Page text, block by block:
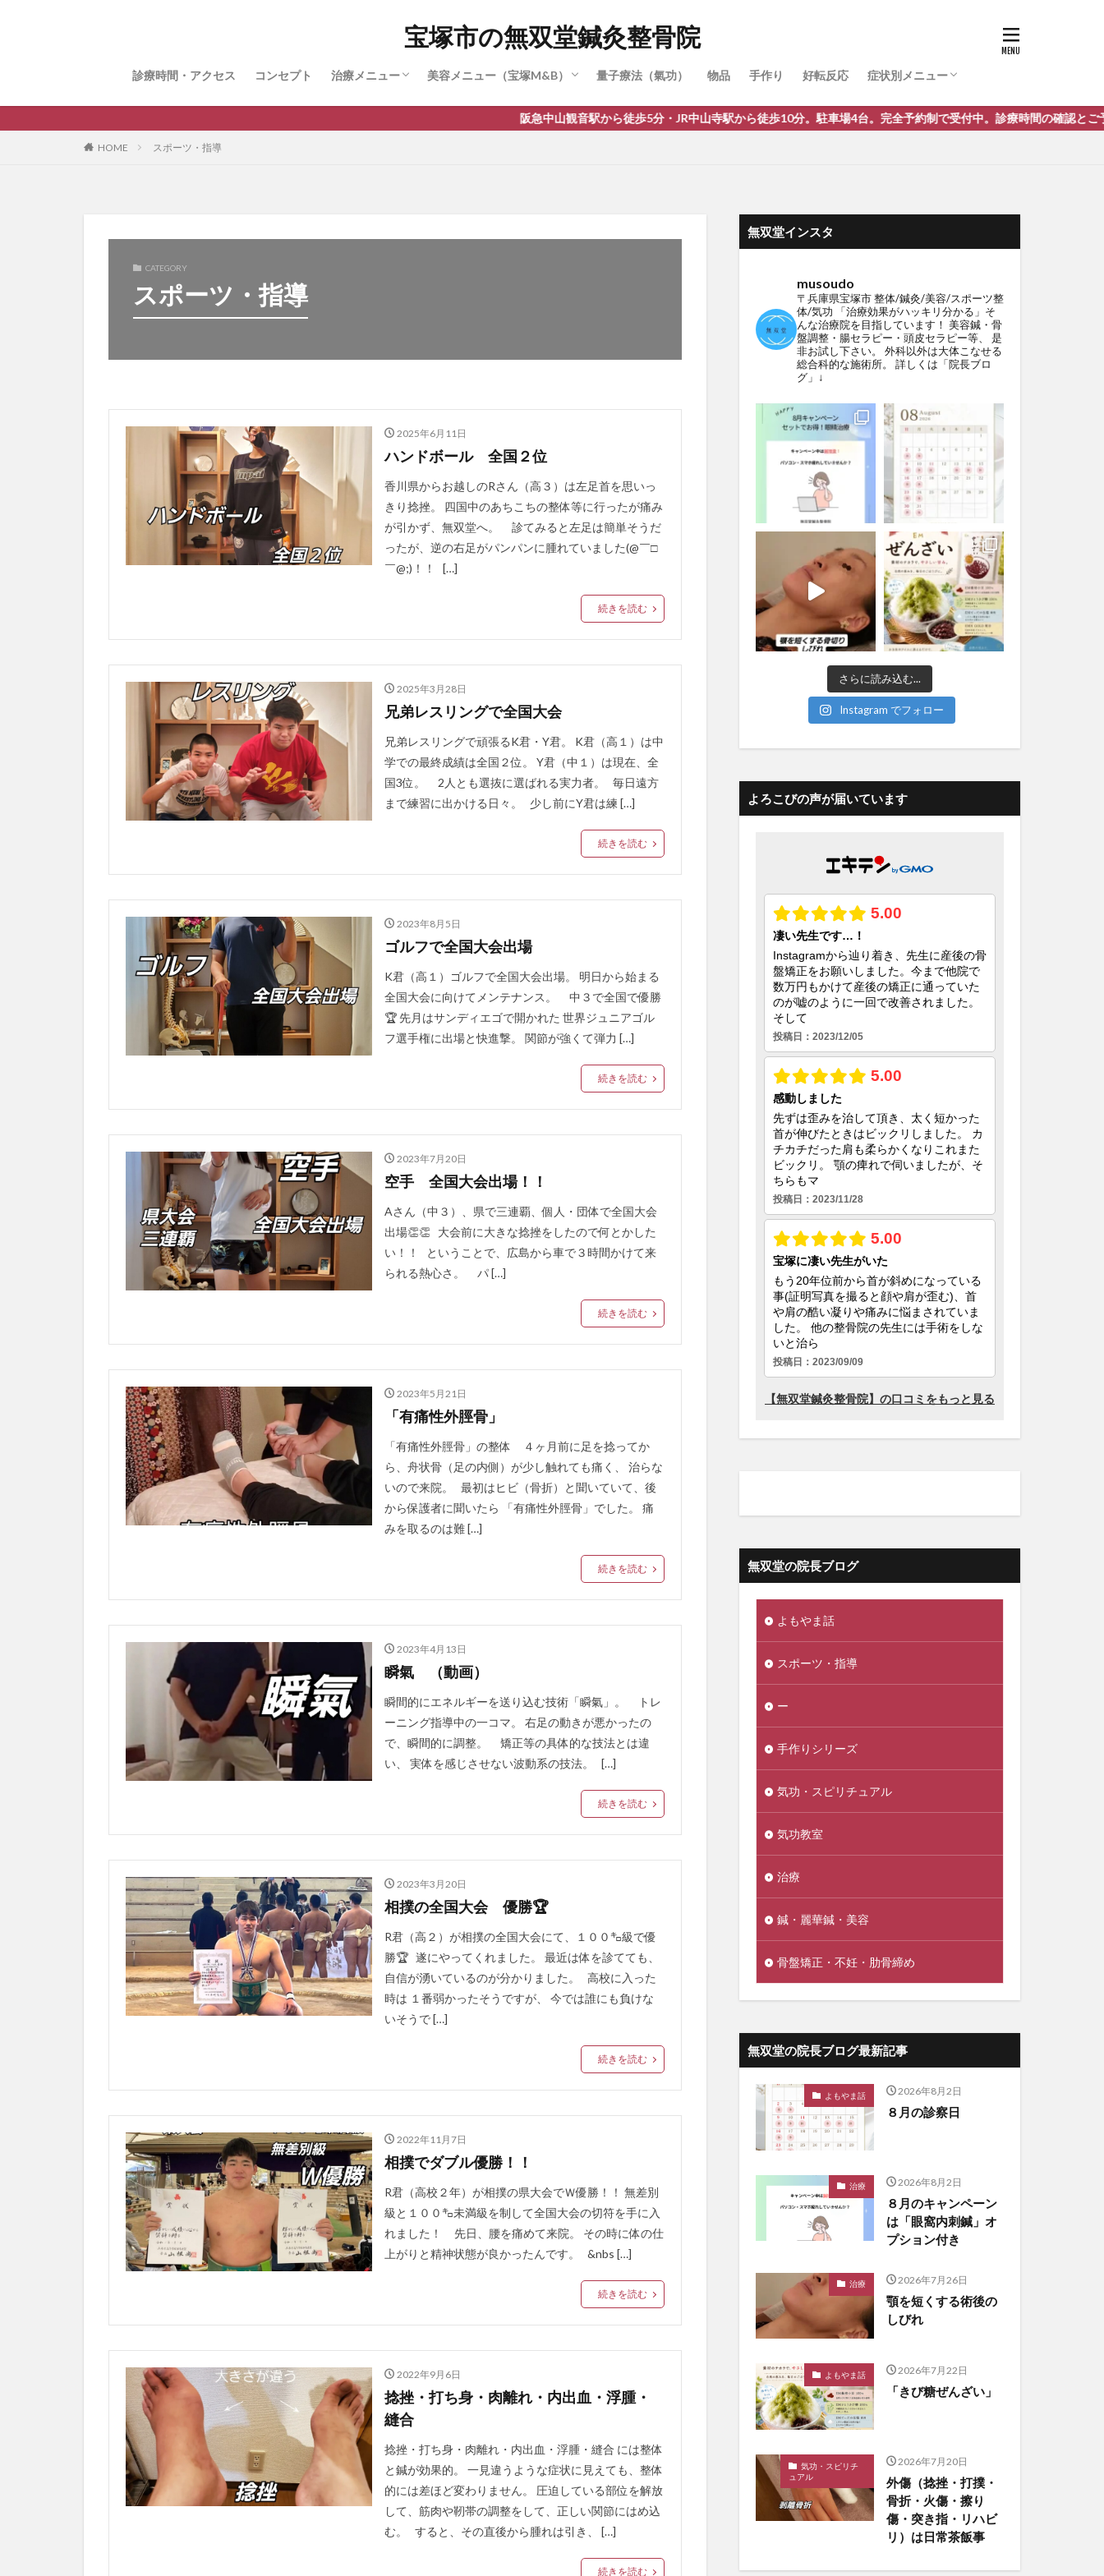
宝塚市の無双堂鍼灸整骨院
診療時間・アクセス コンセプト 治療メニュー
おまかせ治療・特別治療
整体（SPT療法）
鍼治療
花粉症治療
猫背・身長伸ばし治療
顎関節症治療
眼精疲労治療（眼窩内刺鍼）
腸セラピー
頭皮セラピー
パルストレーナー（3Dパルス）
美容メニュー（宝塚M&B）
繁式骨盤調整 (骨盤矯正)
肋骨調整（肋骨締め）
リムーブ(脂肪)
麗華鍼（美容鍼）
顔バランス＆小顔矯正
量子療法（氣功） 物品 手作り 好転反応 症状別メニュー
ぎっくり腰
腰痛・痔
肩こり・首・喉の痛み・風邪
捻挫
膝関節痛・半月板損傷・股関節
肉離れ・打ち身（打撲）・虫刺され・火傷
アトピー･肌荒れ･皮膚疾患・ガングリオン
骨折・脱臼・靭帯損傷・骨粗しょう症
頭痛・味覚・嗅覚障害・めまい・耳関連
顎関節症
五十肩
ストレートネック
うつ・パニック障害・自律神経失調症・不
外反母趾・へバーデン・ばね指・リウマチ
突き指・外脛骨・腱鞘炎・手根管症候群
低身長・発育遅延・赤ちゃん・逆子
斜頚・尿結石・腹部肛門周りのお悩み
TFCC損傷
ガン・しびれ・神経麻痺・脳梗塞・静脈瘤
三叉神経痛
阪急中山観音駅から徒歩5分・JR中山寺駅から徒歩10分。駐車場4台。完全予約制で受付中。診療時間の確認とご予約はこちらから
HOME スポーツ・指導
CATEGORY
スポーツ・指導
2025年6月11日
ハンドボール 全国２位
香川県からお越しのRさん（高３）は左足首を思いっ
きり捻挫。 四国中のあちこちの整体等に行ったが痛み
が引かず、無双堂へ。 診てみると左足は簡単そうだ
ったが、逆の右足がパンパンに腫れていました(@￣□
￣@;)！！ […]
続きを読む
2025年3月28日
兄弟レスリングで全国大会
兄弟レスリングで頑張るK君・Y君。 K君（高１）は中
学での最終成績は全国２位。 Y君（中１）は現在、全
国3位。 2人とも選抜に選ばれる実力者。 毎日遠方
まで練習に出かける日々。 少し前にY君は練 […]
続きを読む
2023年8月5日
ゴルフで全国大会出場
K君（高１）ゴルフで全国大会出場。 明日から始まる
全国大会に向けてメンテナンス。 中３で全国で優勝
🏆️ 先月はサンディエゴで開かれた 世界ジュニアゴル
フ選手権に出場と快進撃。 関節が強くて弾力 […]
続きを読む
2023年7月20日
空手 全国大会出場！！
Aさん（中３）、県で三連覇、個人・団体で全国大会
出場👏👏 大会前に大きな捻挫をしたので何とかした
い！！ ということで、広島から車で３時間かけて来
られる熱心さ。 パ […]
続きを読む
2023年5月21日
「有痛性外脛骨」
「有痛性外脛骨」の整体 ４ヶ月前に足を捻ってか
ら、舟状骨（足の内側）が少し触れても痛く、 治らな
いので来院。 最初はヒビ（骨折）と聞いていて、後
から保護者に聞いたら 「有痛性外脛骨」でした。 痛
みを取るのは難 […]
続きを読む
2023年4月13日
瞬氣 （動画）
瞬間的にエネルギーを送り込む技術「瞬氣」。 トレ
ーニング指導中の一コマ。 右足の動きが悪かったの
で、瞬間的に調整。 矯正等の具体的な技法とは違
い、 実体を感じさせない波動系の技法。 […]
続きを読む
2023年3月20日
相撲の全国大会 優勝🏆
R君（高２）が相撲の全国大会にて、１００㌔級で優
勝🏆 遂にやってくれました。 最近は体を診てても、
自信が湧いているのが分かりました。 高校に入った
時は １番弱かったそうですが、 今では誰にも負けな
いそうで […]
続きを読む
2022年11月7日
相撲でダブル優勝！！
R君（高校２年）が相撲の県大会でＷ優勝！！️ 無差別
級と１００㌔未満級を制して全国大会の切符を手に入
れました！ 先日、腰を痛めて来院。 その時に体の仕
上がりと精神状態が良かったんです。 &nbs […]
続きを読む
2022年9月6日
捻挫・打ち身・肉離れ・内出血・浮腫・
縫合
捻挫・打ち身・肉離れ・内出血・浮腫・縫合 には整体
と鍼が効果的。 一見違うような症状に見えても、整体
的には差ほど変わりません。 圧迫している部位を解放
して、筋肉や靭帯の調整をして、正しい関節にはめ込
む。 すると、その直後から腫れは引き、 […]
続きを読む
無双堂インスタ
musoudo
〒兵庫県宝塚市整体/鍼灸/美容/スポーツ整
体/気功 「治療効果がハッキリ分かる」そ
んな治療院を目指しています！ 美容鍼・骨
盤調整・腸セラピー・頭皮セラピー等、
是
非お試し下さい。
外科以外は大体こなせる
総合科的な施術所。
詳しくは「院長ブロ
グ」↓
さらに読み込む...
Instagram でフォロー
よろこびの声が届いています
無双堂の院長ブログ
よもやま話
スポーツ・指導
ー
手作りシリーズ
気功・スピリチュアル
気功教室
治療
鍼・麗華鍼・美容
骨盤矯正・不妊・肋骨締め
無双堂の院長ブログ最新記事
よもやま話 2026年8月2日
８月の診察日
治療 2026年8月2日
８月のキャンペーン
は「眼窩内刺鍼」オ
プション付き
治療 2026年7月26日
顎を短くする術後の
しびれ
よもやま話 2026年7月22日
「きび糖ぜんざい」
気功・スピリチ
ュアル
2026年7月20日
外傷（捻挫・打撲・
骨折・火傷・擦り
傷・突き指・リハビ
リ）は日常茶飯事